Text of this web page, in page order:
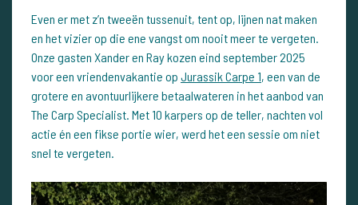
Even er met z’n tweeën tussenuit, tent op, lijnen nat maken
en het vizier op die ene vangst om nooit meer te vergeten.
Onze gasten Xander en Ray kozen eind september 2025
voor een vriendenvakantie op Jurassik Carpe 1, een van de
grotere en avontuurlijkere betaalwateren in het aanbod van
The Carp Specialist. Met 10 karpers op de teller, nachten vol
actie én een fikse portie wier, werd het een sessie om niet
snel te vergeten.